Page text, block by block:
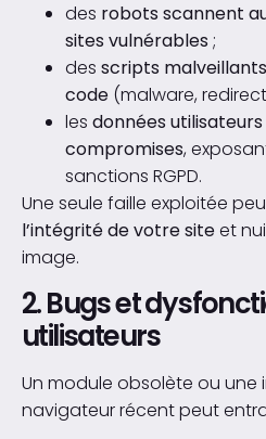
des robots scannent
sites vulnérables ;
des scripts
code (malware,
les données
compromises,
sanctions RGPD.
Une seule faille exploitée
l’intégrité de votre siteet
image.
2. Bugs et
utilisateurs
Un module obsolète ou
navigateur récent peut